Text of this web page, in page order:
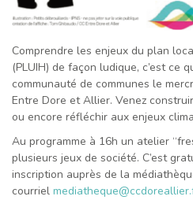
Comprendre les enjeux du plan
(PLUIH) de façon ludique, c’est ce
communauté de communes le
Entre Dore et Allier. Venez
ou encore réfléchir aux enjeux
Au programme à 16h un atelier
plusieurs jeux de société. C’est
inscription auprès de la
courriel